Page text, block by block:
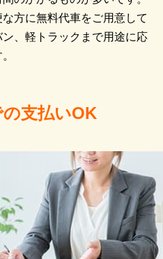
方に無料代車をご用意して
、軽トラックまで用途に応
支払いOK